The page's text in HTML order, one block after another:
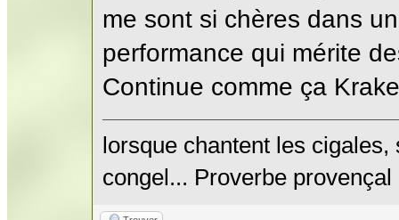
me sont si chères dans
performance qui mérite
Continue comme ça
lorsque chantent les
congel... Proverbe